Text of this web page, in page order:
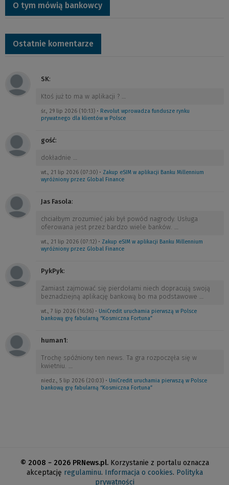
O tym mówią bankowcy
Ostatnie komentarze
SK:
Ktoś już to ma w aplikacji ? …
śr., 29 lip 2026 (10:13) • Revolut wprowadza fundusze rynku
prywatnego dla klientów w Polsce
gość:
dokładnie …
wt., 21 lip 2026 (07:30) • Zakup eSIM w aplikacji Banku Millennium
wyróżniony przez Global Finance
Jas Fasola:
chciałbym zrozumieć jaki był powód nagrody. Usługa
oferowana jest przez bardzo wiele banków. …
wt., 21 lip 2026 (07:12) • Zakup eSIM w aplikacji Banku Millennium
wyróżniony przez Global Finance
PykPyk:
Zamiast zajmować się pierdołami niech dopracują swoją
beznadziejną aplikację bankową bo ma podstawowe …
wt., 7 lip 2026 (16:36) • UniCredit uruchamia pierwszą w Polsce
bankową grę fabularną “Kosmiczna Fortuna”
human1:
Trochę spóźniony ten news. Ta gra rozpoczęła się w
kwietniu. …
niedz., 5 lip 2026 (20:03) • UniCredit uruchamia pierwszą w Polsce
bankową grę fabularną “Kosmiczna Fortuna”
© 2008 − 2026 PRNews.pl.Korzystanie z portalu oznacza
akceptację regulaminu. Informacja o cookies. Polityka
prywatności